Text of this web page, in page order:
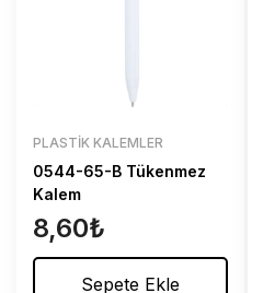
PLASTIK KALEMLER
0544-65-B Tükenmez
Kalem
8,60₺
Sepete Ekle